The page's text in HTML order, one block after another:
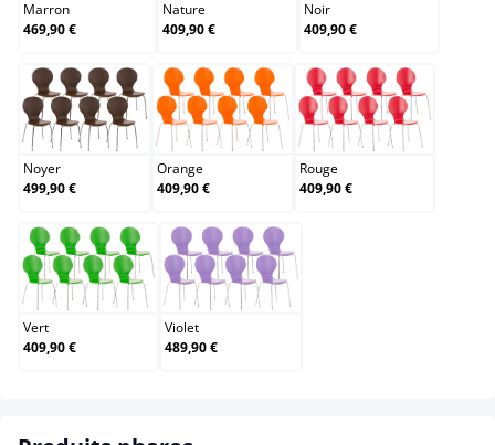
Marron
469,90 €
Nature
409,90 €
Noir
409,90 €
Noyer
Noyer
499,90 €
Orange
Orange
409,90 €
Rouge
Rouge
409,90 €
Vert
Vert
409,90 €
Violet
Violet
489,90 €